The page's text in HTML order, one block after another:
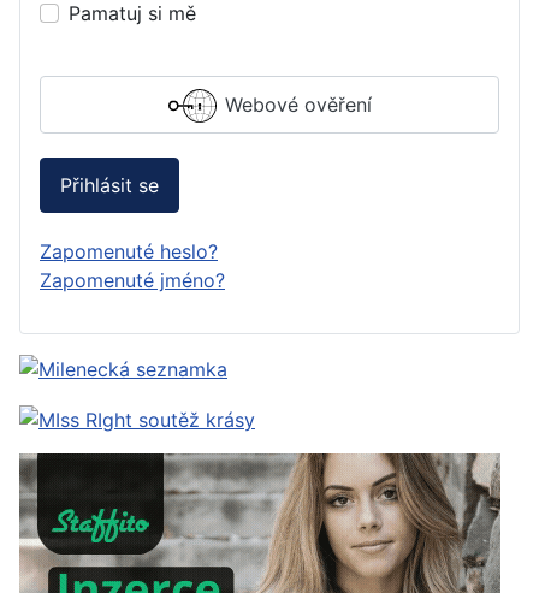
Pamatuj si mě
Webové ověření
Přihlásit se
Zapomenuté heslo?
Zapomenuté jméno?